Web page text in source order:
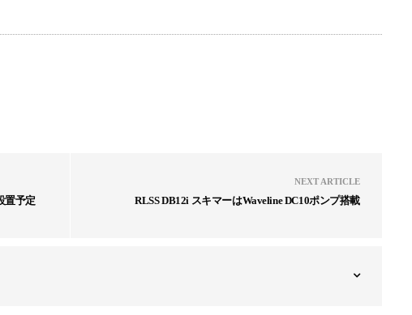
置予定
NEXT ARTICLE
RLSS DB12i スキマーはWaveline DC10ポンプ搭載